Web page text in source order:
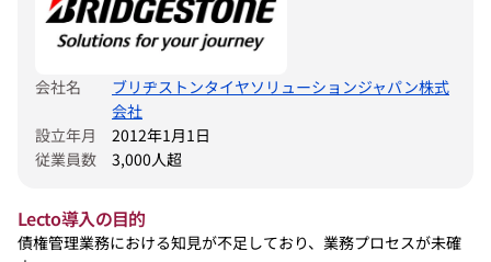
会社名
ブリヂストンタイヤソリューションジャパン株式
会社
設立年月
2012年1月1日
従業員数
3,000人超
Lecto導入の目的
債権管理業務における知見が不足しており、業務プロセスが未確